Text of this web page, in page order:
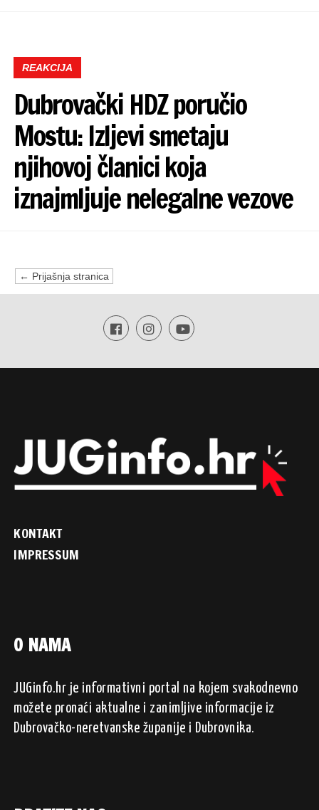
REAKCIJA
Dubrovački HDZ poručio
Mostu: Izljevi smetaju
njihovoj članici koja
iznajmljuje nelegalne vezove
← Prijašnja stranica
KONTAKT
IMPRESSUM
O NAMA
JUGinfo.hr je informativni portal na kojem svakodnevno
možete pronaći aktualne i zanimljive informacije iz
Dubrovačko-neretvanske županije i Dubrovnika.